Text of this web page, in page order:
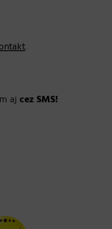
.
aj cez SMS!